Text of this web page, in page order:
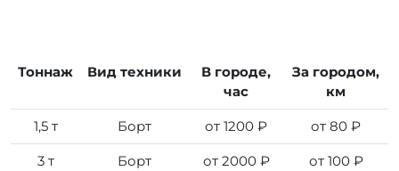
Тоннаж Вид техники
В городе,
час
За городом,
км
1,5 т Борт от 1200 ₽ от 80 ₽
3 т Борт от 2000 ₽ от 100 ₽